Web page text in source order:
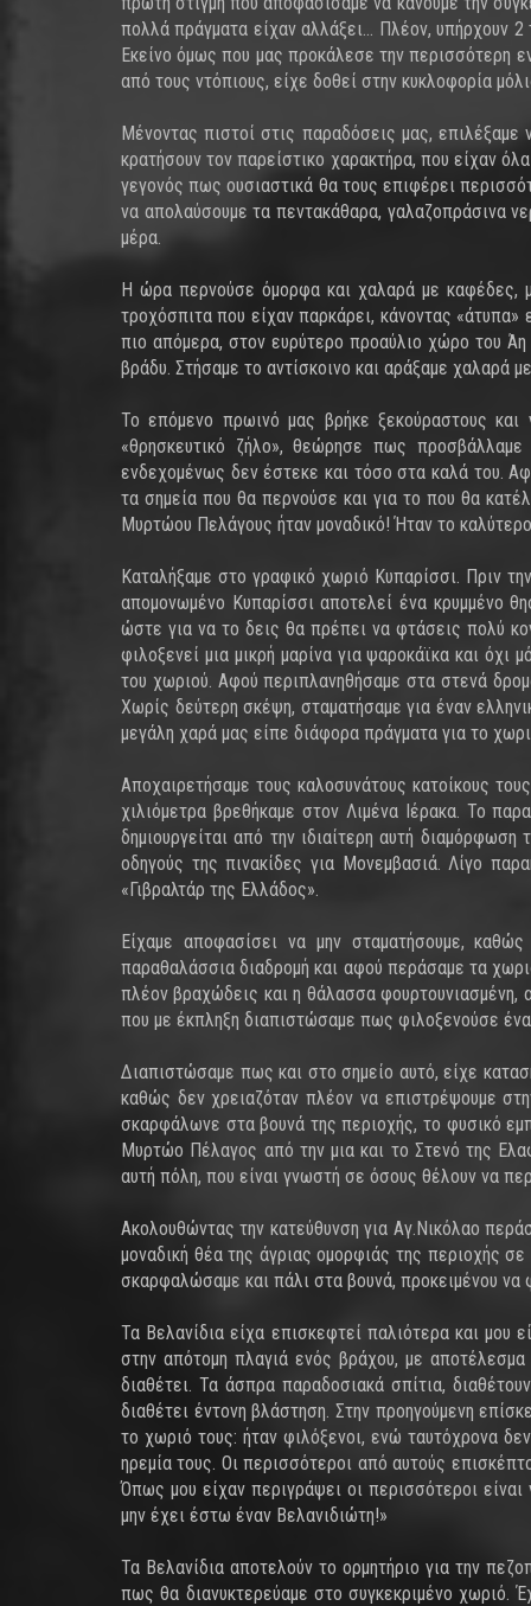
πολλά πράγματα είχαν αλλάξει... Πλέον, υπήρχουν
Εκείνο όμως που μας προκάλεσε την περισσότερη
από τους ντόπιους, είχε δοθεί στην κυκλοφορία
Μένοντας πιστοί στις παραδόσεις μας,
κρατήσουν τον παρείστικο χαρακτήρα, που είχαν
γεγονός πως ουσιαστικά θα τους επιφέρει
να απολαύσουμε τα πεντακάθαρα, γαλαζοπράσινα
μέρα.
Η ώρα περνούσε όμορφα και χαλαρά με καφέδες,
τροχόσπιτα που είχαν παρκάρει, κάνοντας «άτυπα»
πιο απόμερα, στον ευρύτερο προαύλιο χώρο του
βράδυ. Στήσαμε το αντίσκοινο και αράξαμε χαλαρά
Το επόμενο πρωινό μας βρήκε ξεκούραστους και
«θρησκευτικό ζήλο», θεώρησε πως
ενδεχομένως δεν έστεκε και τόσο στα καλά του.
τα σημεία που θα περνούσε και για το που θα
Μυρτώου Πελάγους ήταν μοναδικό! Ήταν το
Καταλήξαμε στο γραφικό χωριό Κυπαρίσσι. Πριν
απομονωμένο Κυπαρίσσι αποτελεί ένα κρυμμένο
ώστε για να το δεις θα πρέπει να φτάσεις πολύ
φιλοξενεί μια μικρή μαρίνα για ψαροκάϊκα και
του χωριού. Αφού περιπλανηθήσαμε στα στενά
Χωρίς δεύτερη σκέψη, σταματήσαμε για έναν
μεγάλη χαρά μας είπε διάφορα πράγματα για το
Αποχαιρετήσαμε τους καλοσυνάτους κατοίκους
χιλιόμετρα βρεθήκαμε στον Λιμένα Ιέρακα. Το
δημιουργείται από την ιδιαίτερη αυτή
οδηγούς της πινακίδες για Μονεμβασιά. Λίγο
«Γιβραλτάρ της Ελλάδος».
Είχαμε αποφασίσει να μην σταματήσουμε,
παραθαλάσσια διαδρομή και αφού περάσαμε τα
πλέον βραχώδεις και η θάλασσα φουρτουνιασμένη,
που με έκπληξη διαπιστώσαμε πως φιλοξενούσε
Διαπιστώσαμε πως και στο σημείο αυτό, είχε
καθώς δεν χρειαζόταν πλέον να επιστρέψουμε
σκαρφάλωνε στα βουνά της περιοχής, το φυσικό
Μυρτώο Πέλαγος από την μια και το Στενό της
αυτή πόλη, που είναι γνωστή σε όσους θέλουν να
Ακολουθώντας την κατεύθυνση για Αγ.Νικόλαο
μοναδική θέα της άγριας ομορφιάς της περιοχής
σκαρφαλώσαμε και πάλι στα βουνά, προκειμένου
Τα Βελανίδια είχα επισκεφτεί παλιότερα και μου
στην απότομη πλαγιά ενός βράχου, με αποτέλεσμα
διαθέτει. Τα άσπρα παραδοσιακά σπίτια,
διαθέτει έντονη βλάστηση. Στην προηγούμενη
το χωριό τους: ήταν φιλόξενοι, ενώ ταυτόχρονα
ηρεμία τους. Οι περισσότεροι από αυτούς
Όπως μου είχαν περιγράψει οι περισσότεροι
μην έχει έστω έναν Βελανιδιώτη!»
Τα Βελανίδια αποτελούν το ορμητήριο για την
πως θα διανυκτερεύαμε στο συγκεκριμένο χωριό.